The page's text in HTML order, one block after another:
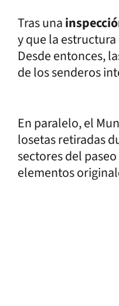
Tras una
y que la
Desde entonces,
de los senderos
En paralelo, el
losetas retiradas
sectores del
elementos